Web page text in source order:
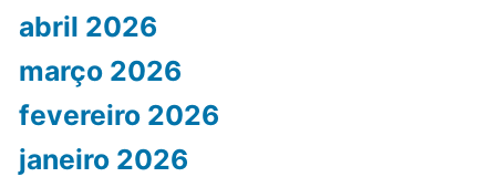
abril 2026
março 2026
fevereiro 2026
janeiro 2026